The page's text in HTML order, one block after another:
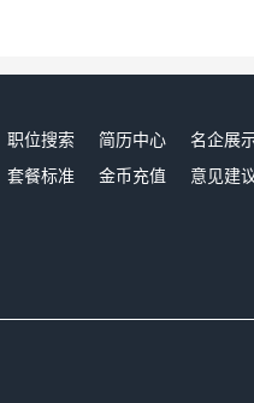
职位搜索 简历中心 名企展
套餐标准
金币充值 意见建